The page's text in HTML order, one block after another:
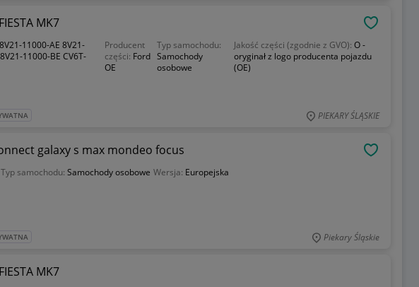
MK7
8V21-11000-AE 8V21-
11000-BE CV6T-
Producent
części: Ford
OE
Typ samochodu:
Samochody
osobowe
Jakość części (zgodnie z GVO): O -
oryginał z logo producenta pojazdu
(OE)
PIEKARY ŚLĄSKIE
galaxy s max mondeo focus
Typ samochodu: Samochody osobowe Wersja: Europejska
Piekary Śląskie
MK7